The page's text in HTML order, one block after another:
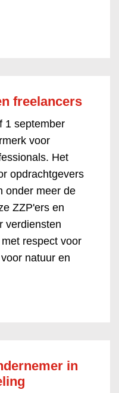
freelancers
1 september
voor
Het
opdrachtgevers
onder meer de
ZZP'ers en
verdiensten
respect voor
natuur en
in